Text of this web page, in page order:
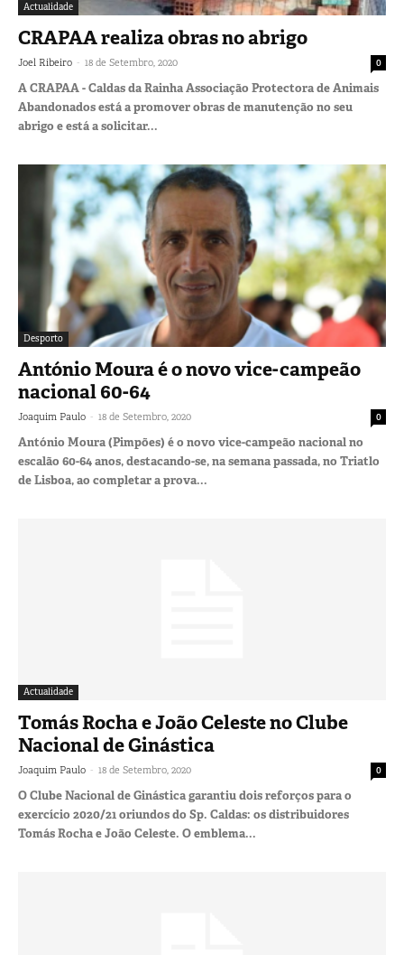
Actualidade
CRAPAA realiza obras no abrigo
Joel Ribeiro - 18 de Setembro, 2020 0
A CRAPAA - Caldas da Rainha Associação Protectora de Animais
Abandonados está a promover obras de manutenção no seu
abrigo e está a solicitar...
Desporto
António Moura é o novo vice-campeão
nacional 60-64
Joaquim Paulo - 18 de Setembro, 2020 0
António Moura (Pimpões) é o novo vice-campeão nacional no
escalão 60-64 anos, destacando-se, na semana passada, no Triatlo
de Lisboa, ao completar a prova...
Actualidade
Tomás Rocha e João Celeste no Clube
Nacional de Ginástica
Joaquim Paulo - 18 de Setembro, 2020 0
O Clube Nacional de Ginástica garantiu dois reforços para o
exercício 2020/21 oriundos do Sp. Caldas: os distribuidores
Tomás Rocha e João Celeste. O emblema...